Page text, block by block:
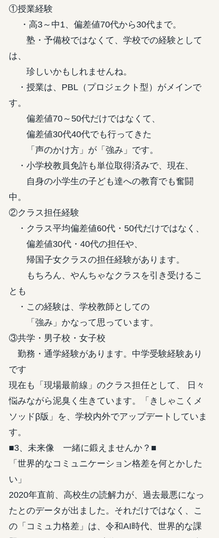
①授業経験
・高3～中1、偏差値70代から30代まで。
塾・予備校ではなくて、学校での経験として
は、
珍しいかもしれませんね。
・授業は、PBL（プロジェクト型）がメインで
す。
偏差値70～50代だけではなくて、
偏差値30代40代でも行ってきた
「声のかけ方」が「強み」です。
・小学校教員免許も単位取得済みで、現在、
自身の小学生の子ども達への教育でも奮闘
中。
②クラス担任経験
・クラス平均偏差値60代・50代だけではなく、
偏差値30代・40代の担任や、
帰国子女クラスの担任経験があります。
もちろん、やんちゃなクラスを引き受けるこ
とも
・この経験は、学校教師としての
「強み」かなって思っています。
③共学・男子校・女子校
勤務・通学経験があります。中学受験経験あり
です
現在も「現場最前線」のクラス担任として、 日々
悩みながら泥臭く生きています。「きしゃこくメ
ソッドβ版」を、学校内外でアップデートしていま
す。
■3、未来像 一緒に鍛えませんか？■
「世界的なコミュニケーション格差を何とかした
い」
2020年直前、高校生の読解力が、過去最悪になっ
たとのデータが出ました。それだけではなく、こ
の「コミュ力格差」は、令和AI時代、世界的な課